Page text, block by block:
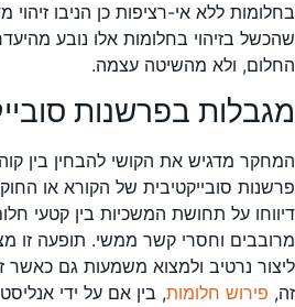
בחלומות ללא אי-רציפות כן הניבו
שהכשל בזיהוי בחלומות אלו נובע
החלום, ולא מהשיטה עצמה.
מגבלות בפרשנות
המחקר מדגיש את הקושי להבחין בין
פרשנות סובייקטיבית של הקורא או
דיווחו על תחושת המשכיות בין קטעי
מרובבים וחסרי קשר ממשי. תופעה זו
ליצור נרטיב ולמצוא משמעות גם כאשר
זה, פירוש חלומות, בין אם על ידי